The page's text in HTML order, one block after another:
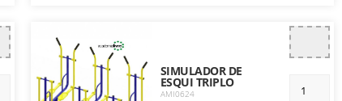
SIMULADOR DE
ESQUI TRIPLO
AMI0624